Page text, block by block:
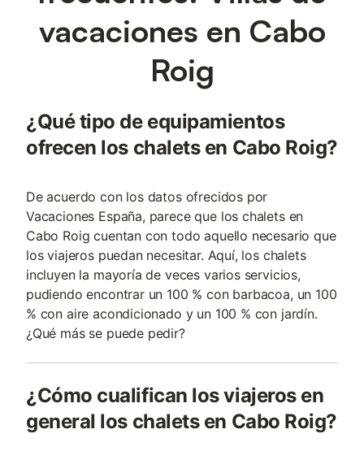
vacaciones en Cabo
Roig
¿Qué tipo de equipamientos
ofrecen los chalets en Cabo Roig?
De acuerdo con los datos ofrecidos por
Vacaciones España, parece que los chalets en
Cabo Roig cuentan con todo aquello necesario que
los viajeros puedan necesitar. Aquí, los chalets
incluyen la mayoría de veces varios servicios,
pudiendo encontrar un 100 % con barbacoa, un 100
% con aire acondicionado y un 100 % con jardín.
¿Qué más se puede pedir?
¿Cómo cualifican los viajeros en
general los chalets en Cabo Roig?